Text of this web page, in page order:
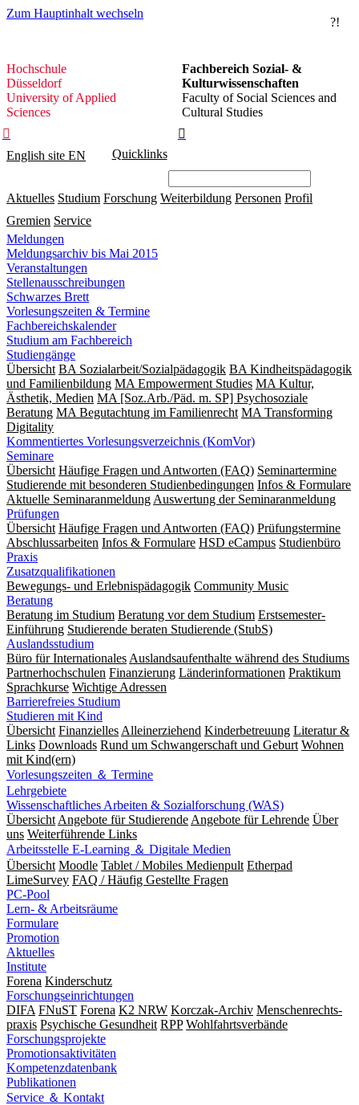
Zum Hauptinhalt wechseln
?!
Hochschule
Düsseldorf
Hochschule
Düsseldorf
University of Applied
Sciences
Fachbereich Sozial- &
Kulturwissenschaften
Faculty of Social Sciences and
Cultural Studies


English site EN Quicklinks
Aktuelles Studium Forschung Weiterbildung Personen Profil
Gremien Service
Meldungen
Meldungsarchiv bis Mai 2015
Veranstaltungen
Stellenausschreibungen
Schwarzes Brett
Vorlesungszeiten & Termine
Fachbereichskalender
Studium am Fachbereich
Studiengänge
Übersicht BA Sozialarbeit/Sozialpädagogik BA Kindheitspädagogik
und Familienbildung MA Empowerment Studies MA Kultur,
Ästhetik, Medien MA [Soz.Arb./Päd. m. SP] Psychosoziale
Beratung MA Begut­ach­tung im Fami­lien­recht MA Transforming
Digitality
Kommentiertes Vorlesungsverzeichnis (KomVor)
Seminare
Übersicht Häufige Fragen und Antworten (FAQ) Seminartermine
Studierende mit besonderen Studienbedingungen Infos & Formulare
Aktuelle Seminaranmeldung Auswertung der Seminaranmeldung
Prüfungen
Übersicht Häufige Fragen und Antworten (FAQ) Prüfungstermine
Abschlussarbeiten Infos & Formulare HSD eCampus Studienbüro
Praxis
Zusatzqualifikationen
Bewegungs- und Erlebnispädagogik Community Music
Beratung
Beratung im Studium Beratung vor dem Studium Erstsemester-
Einführung Studierende beraten Studierende (StubS)
Auslandsstudium
Büro für Internationales Auslandsaufenthalte während des Studiums
Partnerhochschulen Finanzierung Länderinformationen Praktikum
Sprachkurse Wichtige Adressen
Barrierefreies Studium
Studieren mit Kind
Übersicht Finanzielles Alleinerziehend Kinderbetreuung Literatur &
Links Downloads Rund um Schwangerschaft und Geburt Wohnen
mit Kind(ern)
Vorlesungszeiten ＆ Termine
Lehrgebiete
Wissenschaftliches Arbeiten & Sozialforschung (WAS)
Übersicht Angebote für Studierende Angebote für Lehrende Über
uns Weiterführende Links
Arbeitsstelle E-Learning ＆ Digitale Medien
Übersicht Moodle Tablet / Mobiles Medienpult Etherpad
LimeSurvey FAQ / Häufig Gestellte Fragen
PC-Pool
Lern- & Arbeitsräume
Formulare
Promotion
Aktuelles
Institute
Forena Kinderschutz
Forschungseinrichtungen
DIFA FNuST Forena K2 NRW Korczak-Archiv Men­schen­rechts­
praxis Psy­chische Gesund­heit RPP Wohlfahrts­verbände
Forschungsprojekte
Promotionsaktivitäten
Kompetenzdatenbank
Publikationen
Service ＆ Kontakt